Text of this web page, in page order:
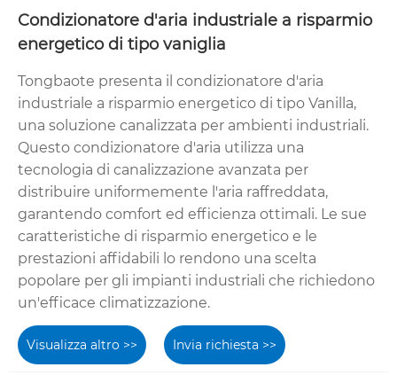
Condizionatore d'aria industriale a risparmio
energetico di tipo vaniglia
Tongbaote presenta il condizionatore d'aria
industriale a risparmio energetico di tipo Vanilla,
una soluzione canalizzata per ambienti industriali.
Questo condizionatore d'aria utilizza una
tecnologia di canalizzazione avanzata per
distribuire uniformemente l'aria raffreddata,
garantendo comfort ed efficienza ottimali. Le sue
caratteristiche di risparmio energetico e le
prestazioni affidabili lo rendono una scelta
popolare per gli impianti industriali che richiedono
un'efficace climatizzazione.
Visualizza altro >> Invia richiesta >>